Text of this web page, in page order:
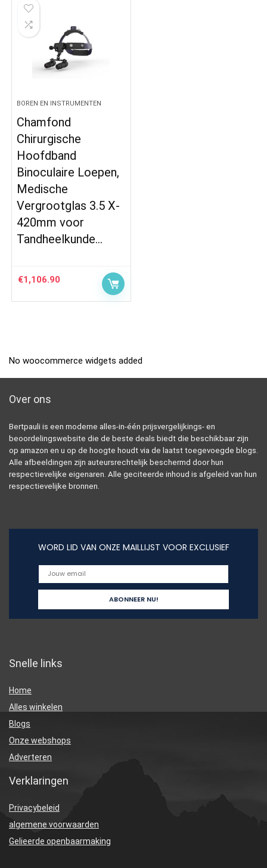
BOREN EN INSTRUMENTEN
Chamfond
Chirurgische
Hoofdband
Binoculaire Loepen,
Medische
Vergrootglas 3.5 X-
420mm voor
Tandheelkunde…
€1,106.90
No woocommerce widgets added
Over ons
Bertpauli is een moderne alles-in-één prijsvergelijkings- en
beoordelingswebsite die de beste deals biedt die beschikbaar zijn
op amazon en u op de hoogte houdt via de laatst toegevoegde blogs.
Alle afbeeldingen zijn auteursrechtelijk beschermd door hun
respectievelijke eigenaren. Alle geciteerde inhoud is afgeleid van hun
respectievelijke bronnen.
WORD LID VAN ONZE MAILLIJST VOOR EXCLUSIEF
Snelle links
Home
Alles winkelen
Blogs
Onze webshops
Adverteren
Verklaringen
Privacybeleid
algemene voorwaarden
Gelieerde openbaarmaking